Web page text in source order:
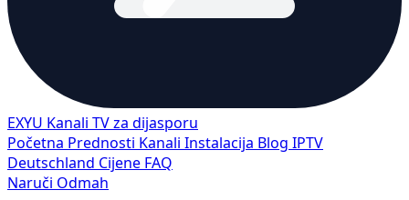
EXYU Kanali TV za dijasporu
Početna Prednosti Kanali Instalacija Blog IPTV
Deutschland Cijene FAQ
Naruči Odmah